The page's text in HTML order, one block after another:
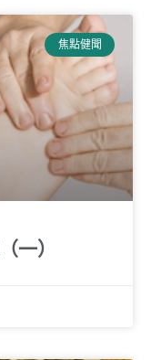
焦點健聞
一）